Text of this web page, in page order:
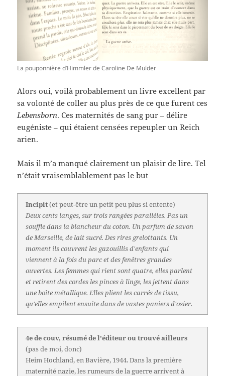
La pouponnière d’Himmler de Caroline De Mulder
Alors oui, voilà probablement un livre excellent par
sa volonté de coller au plus près de ce que furent ces
Lebensborn. Ces maternités de sang pur – délire
eugéniste – qui étaient censées repeupler un Reich
arien.
Mais il m’a manqué clairement un plaisir de lire. Tel
n’était vraisemblablement pas le but
Incipit(et peut-être un petit peu plus si entente)
Deux cents langes, sur trois rangées parallèles. Pas un
souffle dans la blancheur du coton. Un parfum de savon
de Marseille, de lait sucré. Des rires grelottants. Un
moment ils couvrent les gazouillis d'enfants qui
viennent à la fois du parc et des fenêtres grandes
ouvertes. Les femmes qui rient sont quatre, elles parlent
et retirent des cordes les pinces à linge, les jettent dans
une boîte métallique. Elles plient les carrés de tissu,
qu'elles empilent ensuite dans de vastes paniers d'osier.
4e de couv, résumé de l'éditeur ou trouvé ailleurs
(pas de moi, donc)
Heim Hochland, en Bavière, 1944. Dans la première
maternité nazie, les rumeurs de la guerre arrivent à